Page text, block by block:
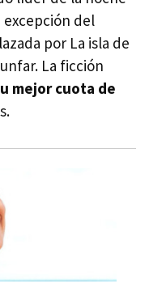
excepción del
por La isla de
La ficción
mejor cuota de